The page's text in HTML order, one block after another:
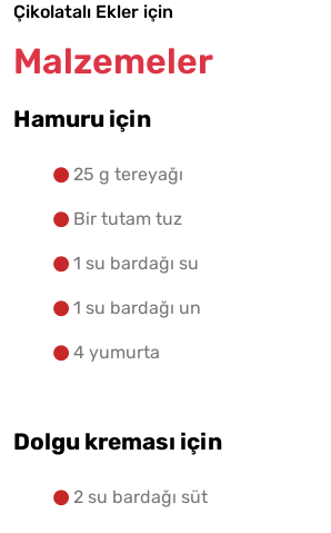
Çikolatalı Ekler için
Malzemeler
Hamuru için
25 g tereyağı
Bir tutam tuz
1 su bardağı su
1 su bardağı un
4 yumurta
Dolgu kreması için
2 su bardağı süt